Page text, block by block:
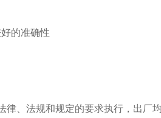
的准确性
、法规和规定的要求执行，出厂